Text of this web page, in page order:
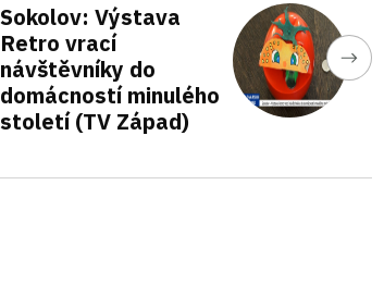
Sokolov: Výstava
Retro vrací
návštěvníky do
domácností minulého
století (TV Západ)